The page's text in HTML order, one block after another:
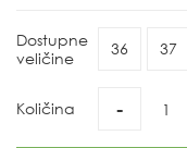
Dostupne
veličine
36 37
Količina -